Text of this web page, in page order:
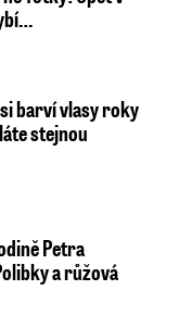
barví vlasy roky
stejnou
Petra
a růžová